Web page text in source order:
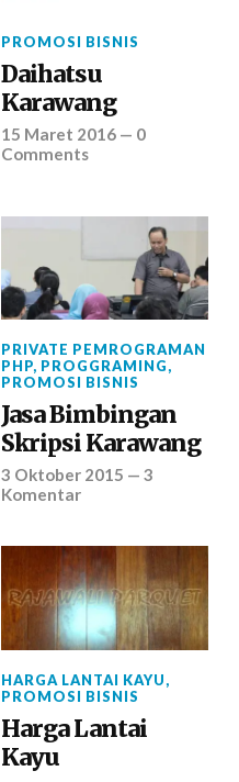
PROMOSI BISNIS
Daihatsu
Karawang
15 Maret 2016 — 0
Comments
PRIVATE PEMROGRAMAN
PHP, PROGGRAMING,
PROMOSI BISNIS
Jasa Bimbingan
Skripsi Karawang
3 Oktober 2015 —3
Komentar
HARGA LANTAI KAYU,
PROMOSI BISNIS
Harga Lantai
Kayu